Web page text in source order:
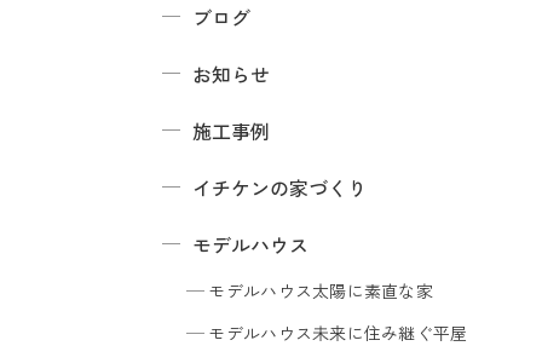
ブログ
お知らせ
施工事例
イチケンの家づくり
モデルハウス
モデルハウス太陽に素直な家
モデルハウス未来に住み継ぐ平屋